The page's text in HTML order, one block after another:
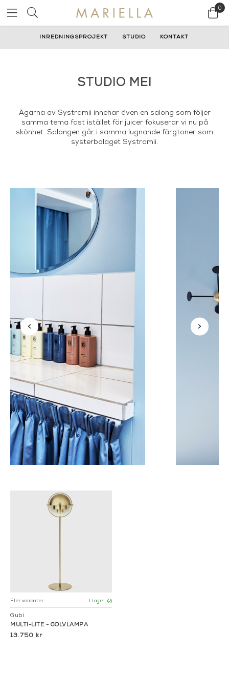
0
INREDNINGSPROJEKT STUDIO KONTAKT
STUDIO MEI
Ägarna av Systramii innehar även en salong som följer
samma tema fast istället för juicer fokuserar vi nu på
skönhet. Salongen går i samma lugnande färgtoner som
systerbolaget Systramii.
Fler varianter I lager
Gubi
MULTI-LITE - GOLVLAMPA
13.750 kr